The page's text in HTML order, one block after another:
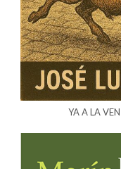
YA A LA